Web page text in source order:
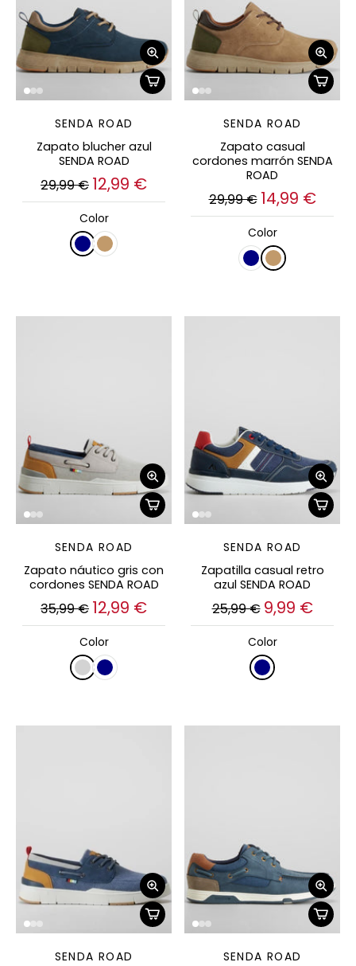
SENDA ROAD
Zapato blucher azul
SENDA ROAD
29,99 € 12,99 €
Color
SENDA ROAD
Zapato casual
cordones marrón SENDA
ROAD
29,99 € 14,99 €
Color
SENDA ROAD
Zapato náutico gris con
cordones SENDA ROAD
35,99 € 12,99 €
Color
SENDA ROAD
Zapatilla casual retro
azul SENDA ROAD
25,99 € 9,99 €
Color
SENDA ROAD SENDA ROAD